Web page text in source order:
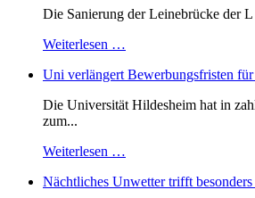
Die Sanierung der Leinebrücke der
Weiterlesen …
Uni verlängert Bewerbungsfristen
Die Universität Hildesheim hat in
zum...
Weiterlesen …
Nächtliches Unwetter trifft